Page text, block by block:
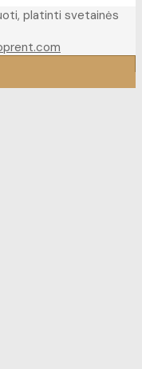
platinti svetainės